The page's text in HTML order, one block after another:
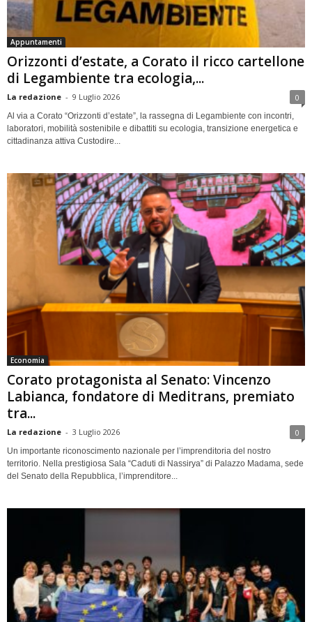
Appuntamenti
Orizzonti d’estate, a Corato il ricco cartellone
di Legambiente tra ecologia,...
La redazione - 9 Luglio 2026 0
Al via a Corato “Orizzonti d’estate”, la rassegna di Legambiente con incontri,
laboratori, mobilità sostenibile e dibattiti su ecologia, transizione energetica e
cittadinanza attiva Custodire...
Economia
Corato protagonista al Senato: Vincenzo
Labianca, fondatore di Meditrans, premiato
tra...
La redazione - 3 Luglio 2026 0
Un importante riconoscimento nazionale per l’imprenditoria del nostro
territorio. Nella prestigiosa Sala “Caduti di Nassirya” di Palazzo Madama, sede
del Senato della Repubblica, l’imprenditore...